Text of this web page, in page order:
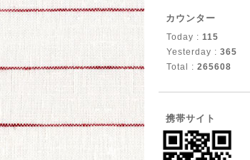
カウンター
Today : 115
Yesterday : 365
Total : 265608
携帯サイト